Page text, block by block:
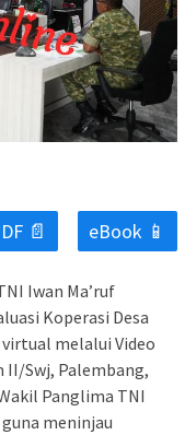
📄 eBook 📱
Iwan Ma’ruf
Koperasi Desa
melalui Video
II/Swj, Palembang,
Panglima TNI
meninjau